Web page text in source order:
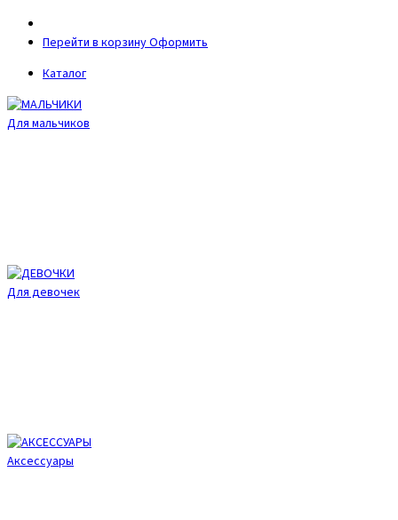
Перейти в корзинуОформить
Каталог
Для мальчиков
Для девочек
Аксессуары